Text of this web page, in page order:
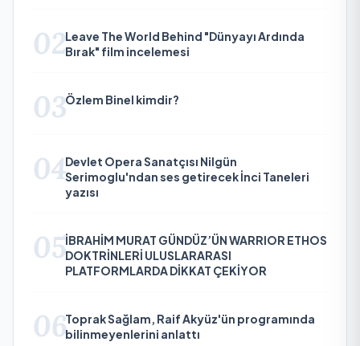
02Leave The World Behind "Dünyayı Ardında
Bırak" film incelemesi
03Özlem Binel kimdir?
04Devlet Opera Sanatçısı Nilgün
Serimoglu'ndan ses getirecek İnci Taneleri
yazısı
05İBRAHİM MURAT GÜNDÜZ’ÜN WARRIOR ETHOS
DOKTRİNLERİ ULUSLARARASI
PLATFORMLARDA DİKKAT ÇEKİYOR
06Toprak Sağlam, Raif Akyüz'ün programında
bilinmeyenlerini anlattı